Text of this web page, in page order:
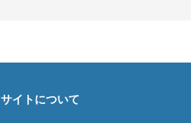
サイトについて